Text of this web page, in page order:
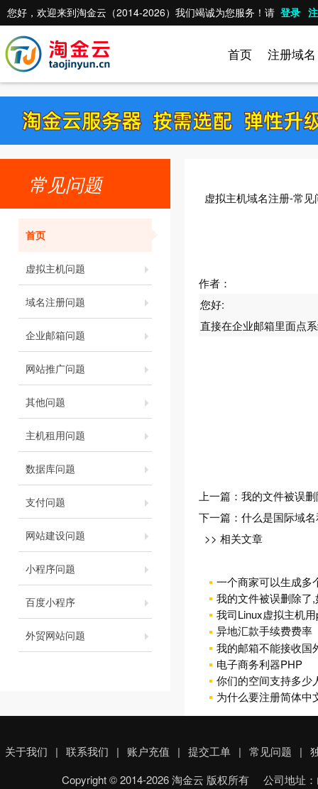
您好，欢迎来到淘金云（2014-2026）我们竭诚为您服务！请 登录
注册域名
首页
常见问题
首页
虚拟主机问题
域名注册问题
企业邮箱问题
网站推广问题
其他问题
主机租用问题
数据库问题
支付问题
网站建设问题
小程序问题
百度小程序
外贸网站问题
虚拟主机域名注册-常见
作者：
您好:
直接在企业邮箱里面点
上一篇： 我的文件被误
下一篇： 什么是国际域
>> 相关文章
一个商家可以生成多
我的文件被误删除了
我司Linux虚拟主机
异地汇款手续费费率
我的邮箱不能接收国
电子商务利器PHP
你们的空间支持多少
为什么要注册简体中
关于我们 | 联系我们 | 账户充值 | 提交工单 | 常见问题 |
Copyright © 2014-2026 淘金云 版权所有 公司地址